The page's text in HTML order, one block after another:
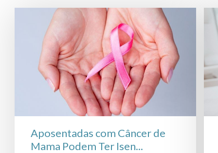
Aposentadas com Câncer de
Mama Podem Ter Isen...